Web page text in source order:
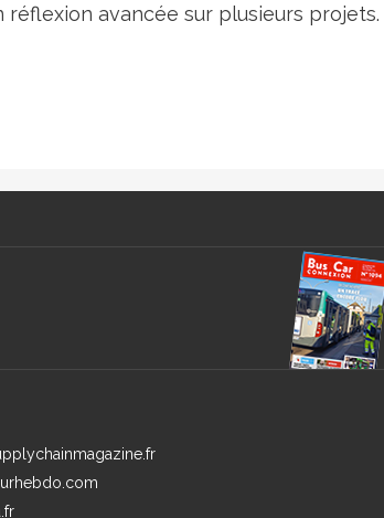
avancée sur plusieurs projets.